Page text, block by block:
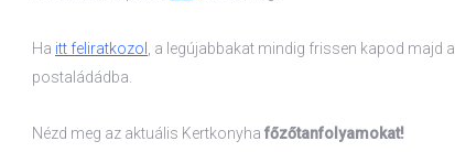
Ha itt feliratkozol
, a legújabbakat mindig frissen kapod majd a
postaládádba.
Nézd meg az aktuális Kertkonyha főzőtanfolyamokat!